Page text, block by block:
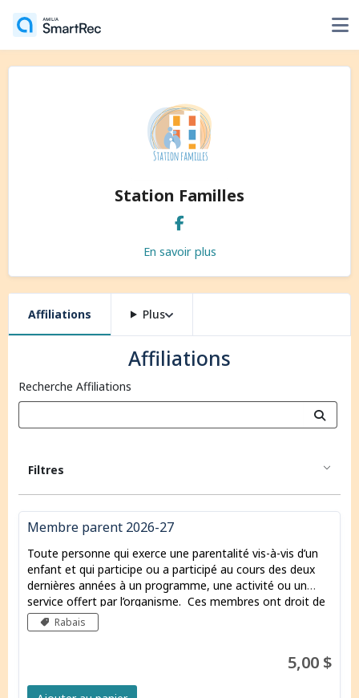
Station Familles
En savoir plus
Affiliations Plus
Affiliations
Recherche Affiliations
Filtres
Membre parent 2026-27
Toute personne qui exerce une parentalité vis-à-vis d’un
enfant et qui participe ou a participé au cours des deux
dernières années à un programme, une activité ou un
service offert par l’organisme. Ces membres ont droit de
parole et de vote aux assemblées et peuvent être élu.e.s
au conseil d’administration. Une seule personne par
Rabais
5,00 $